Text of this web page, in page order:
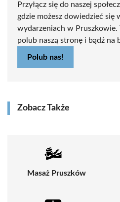
Przyłącz się do naszej
gdzie możesz dowiedzieć się
wydarzeniach w Pruszkowie.
polub naszą stronę i bądź na
Polub nas!
Zobacz Także
Masaż Pruszków